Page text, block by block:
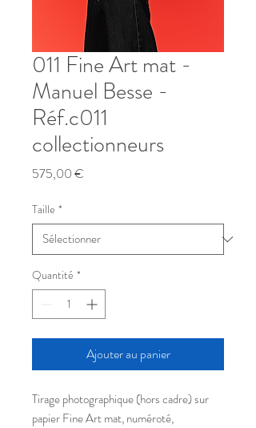
011 Fine Art mat -
Manuel Besse -
Réf.c011
collectionneurs
575,00 €
Taille *
Quantité *
Ajouter au panier
Tirage photographique (hors cadre) sur
papier Fine Art mat, numéroté,